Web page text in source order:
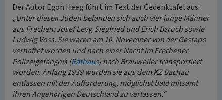
Der Autor Egon Heeg führt im Text der Gedenktafel aus:
„Unter diesen Juden befanden sich auch vier junge Männer
aus Frechen: Josef Levy, Siegfried und Erich Baruch sowie
Ludwig Voss. Sie waren am 10. November von der Gestapo
verhaftet worden und nach einer Nacht im Frechener
Polizeigefängnis (Rathaus) nach Brauweiler transportiert
worden. Anfang 1939 wurden sie aus dem KZ Dachau
entlassen mit der Aufforderung, möglichst bald mitsamt
ihren Angehörigen Deutschland zu verlassen.“